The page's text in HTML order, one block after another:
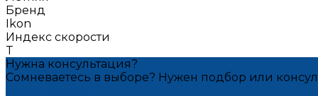
Бренд
Ikon
Индекс скорости
T
Нужна консультация?
Сомневаетесь в выборе? Нужен подбор или